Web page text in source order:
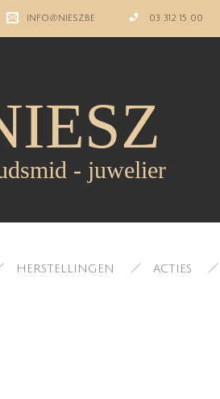
INFO@NIESZ.BE 03 312 15 00
- juwelier
HERSTELLINGEN ACTIES